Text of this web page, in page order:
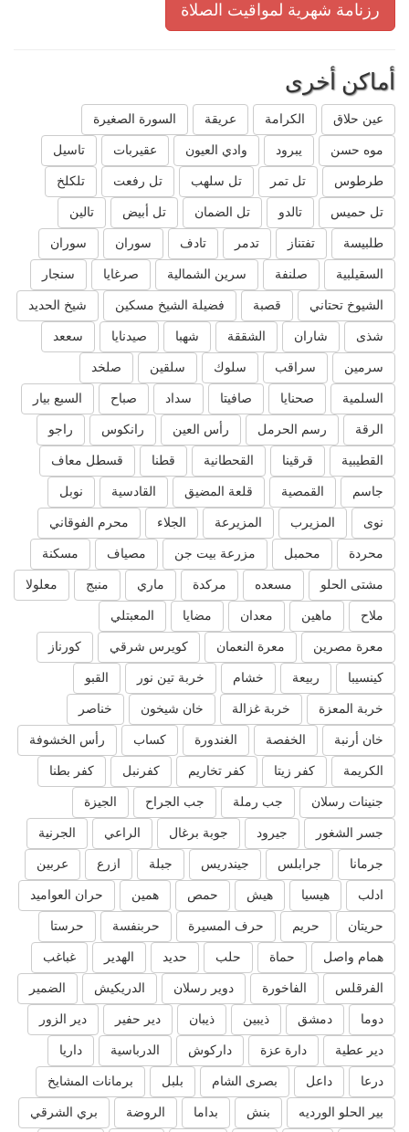
رزنامة شهرية لمواقيت الصلاة
أماكن أخرى
عين حلاق الكرامة عريقة السورة الصغيرة
موه حسن يبرود وادي العيون عقيربات تاسيل
طرطوس تل تمر تل سلهب تل رفعت تلكلخ
تل حميس تالدو تل الضمان تل أبيض تالين
طلبيسة تفتناز تدمر تادف سوران سوران
السقيلبية صلنفة سرين الشمالية صرغايا سنجار
الشيوخ تحتاني قصبة فضيلة الشيخ مسكين شيخ الحديد
شذى شاران الشققة شهبا صيدنايا سععد
سرمين سراقب سلوك سلقين صلخد
السلمية صحنايا صافيتا سداد صباح السبع بيار
الرقة رسم الحرمل رأس العين رانكوس راجو
القطيبية قرقينا القحطانية قطنا قسطل معاف
جاسم القمصية قلعة المضيق القادسية نوبل
نوى المزيرب المزيرعة الجلاء محرم الفوقاني
محردة محمبل مزرعة بيت جن مصياف مسكنة
مشتى الحلو مسعده مركدة ماري منبج معلولا
ملاح ماهين معدان مضايا المعبتلي
معرة مصرين معرة النعمان كويرس شرقي كورناز
كينسيبا ربيعة خشام خربة تين نور القبو
خربة المعزة خربة غزالة خان شيخون خناصر
خان أرنبة الخفصة الغندورة كساب رأس الخشوفة
الكريمة كفر زيتا كفر تخاريم كفرنبل كفر بطنا
جنينات رسلان جب رملة جب الجراح الجيزة
جسر الشغور جيرود جوبة برغال الراعي الجرنية
جرمانا جرابلس جيندريس جبلة ازرع عربين
ادلب هيسيا هيش حمص همين حران العواميد
حريتان حريم حرف المسيرة حربنفسة حرستا
همام واصل حماة حلب حديد الهدير غباغب
الفرقلس الفاخورة دوير رسلان الدريكيش الضمير
دوما دمشق ذيبين ذيبان دير حفير دير الزور
دير عطية دارة عزة داركوش الدرباسية داريا
درعا داعل بصرى الشام بلبل برمانات المشايخ
بير الحلو الورديه بنش بداما الروضة بري الشرقي